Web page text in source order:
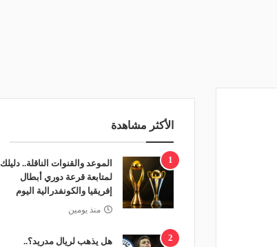
الأكثر مشاهدة
1
الموعد والقنوات الناقلة.. دليلك
لمتابعة قرعة دوري أبطال
إفريقيا والكونفدرالية اليوم
منذ يومين
2
هل يذهب لريال مدريد؟..